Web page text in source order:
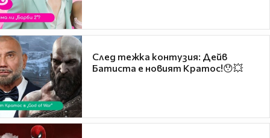
След тежка контузия: Дейв
Батиста е новият Кратос!😯💥